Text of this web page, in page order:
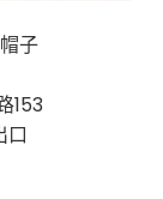
子
153
口